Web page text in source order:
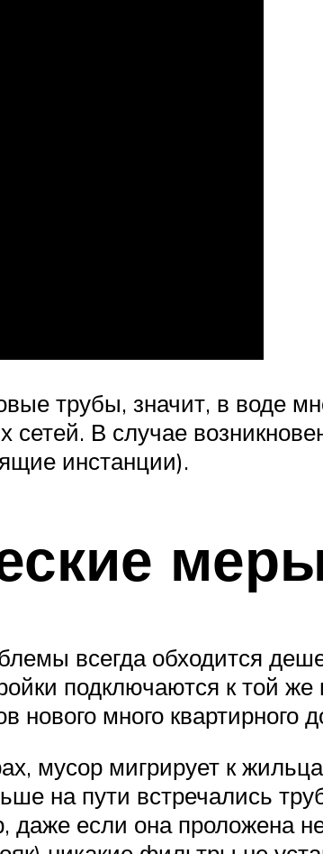
трубы, значит, в воде
сетей. В случае
инстанции).
всегда обходится
подключаются к той
нового много квартирного
мусор мигрирует к
на пути встречались
даже если она проложена